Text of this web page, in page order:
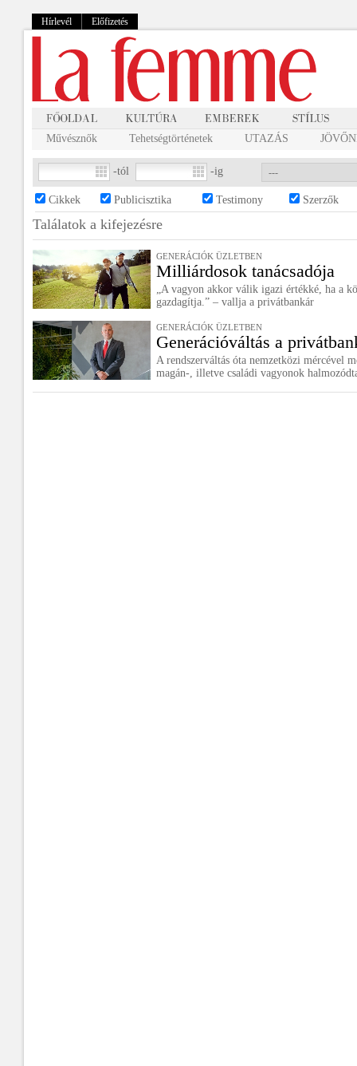
Hírlevél Előfizetés
Művésznők Tehetségtörténetek UTAZÁS
-tól -ig
Cikkek Publicisztika Testimony Szerzők
Találatok a kifejezésre
GENERÁCIÓK ÜZLETBEN
Milliárdosok tanácsadója
„A vagyon akkor válik igazi értékké, ha a
gazdagítja.” – vallja a privátbankár
GENERÁCIÓK ÜZLETBEN
Generációváltás a
A rendszerváltás óta nemzetközi mércével
magán-, illetve családi vagyonok